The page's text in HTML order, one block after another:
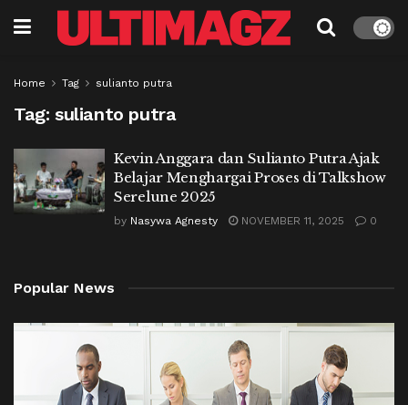
Home Tag sulianto putra
Tag: sulianto putra
Kevin Anggara dan Sulianto Putra Ajak
Belajar Menghargai Proses di Talkshow
Serelune 2025
by Nasywa Agnesty NOVEMBER 11, 2025 0
Popular News